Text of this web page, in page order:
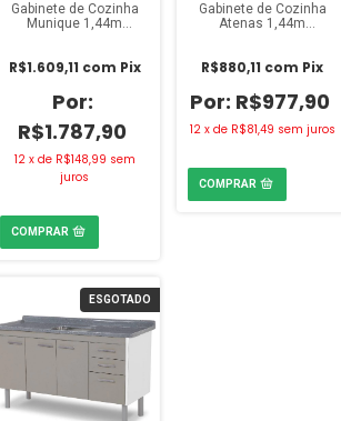
Gabinete de Cozinha
Munique 1,44m
R$1.787,90
R$1.609,11 com Pix
12 x de R$148,99 sem
juros
Gabinete de Cozinha
Atenas 1,44m
R$977,90
R$880,11 com Pix
12 x de R$81,49 sem juros
ESGOTADO